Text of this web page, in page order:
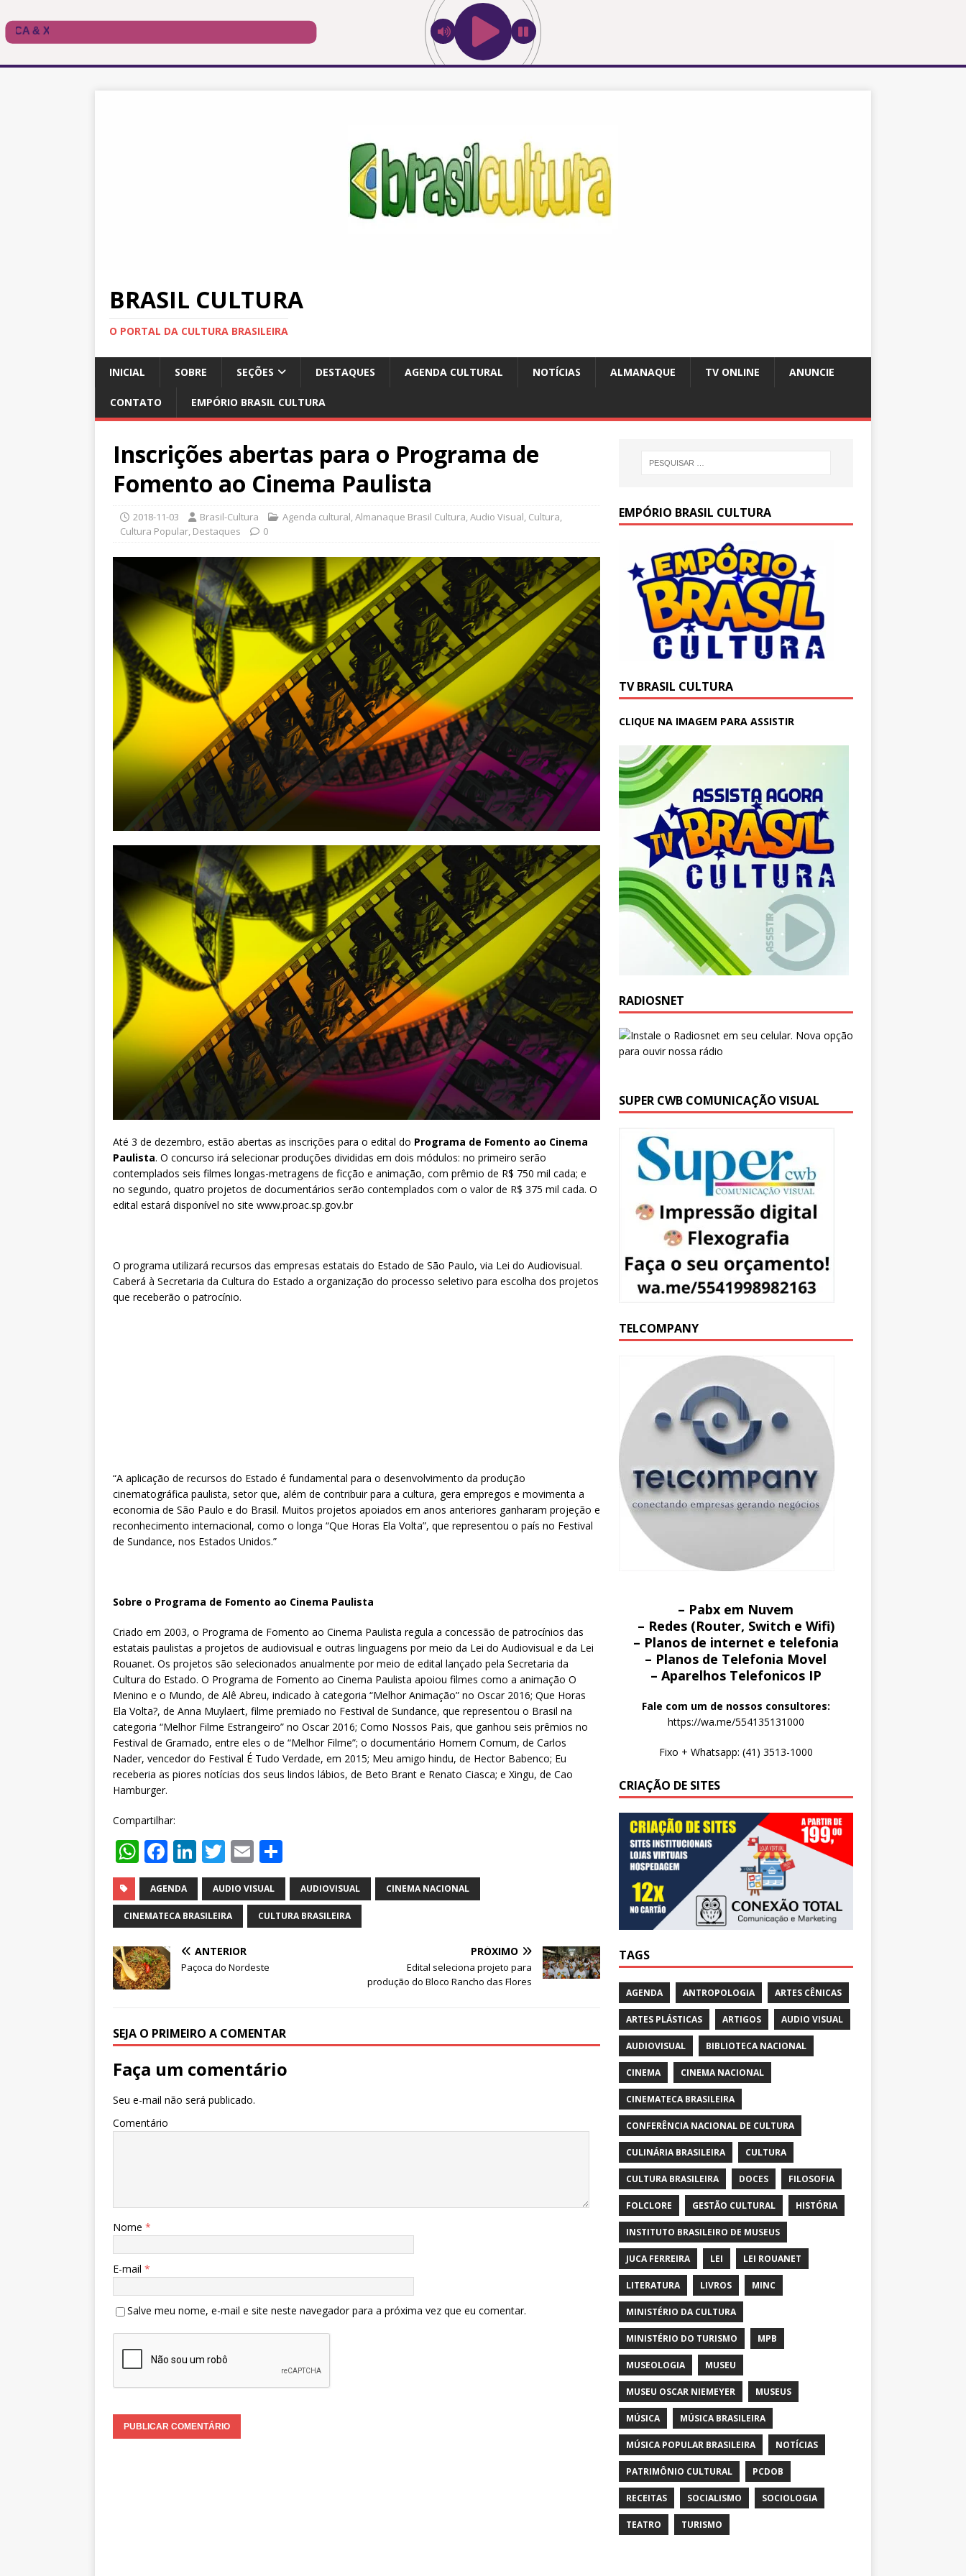
BRASIL CULTURA
O PORTAL DA CULTURA BRASILEIRA
INICIAL SOBRE SEÇÕES DESTAQUES AGENDA CULTURAL NOTÍCIAS ALMANAQUE TV ONLINE ANUNCIE
CONTATO EMPÓRIO BRASIL CULTURA
Inscrições abertas para o Programa de
Fomento ao Cinema Paulista
2018-11-03 Brasil-Cultura Agenda cultural,Almanaque Brasil Cultura,Audio Visual, Cultura,
Cultura Popular, Destaques 0
Até 3 de dezembro, estão abertas as inscrições para o edital do Programa de Fomento ao Cinema
Paulista. O concurso irá selecionar produções divididas em dois módulos: no primeiro serão
contemplados seis filmes longas-metragens de ficção e animação, com prêmio de R$ 750 mil cada; e
no segundo, quatro projetos de documentários serão contemplados com o valor de R$ 375 mil cada. O
edital estará disponível no site www.proac.sp.gov.br
O programa utilizará recursos das empresas estatais do Estado de São Paulo, via Lei do Audiovisual.
Caberá à Secretaria da Cultura do Estado a organização do processo seletivo para escolha dos projetos
que receberão o patrocínio.
“A aplicação de recursos do Estado é fundamental para o desenvolvimento da produção
cinematográfica paulista, setor que, além de contribuir para a cultura, gera empregos e movimenta a
economia de São Paulo e do Brasil. Muitos projetos apoiados em anos anteriores ganharam projeção e
reconhecimento internacional, como o longa “Que Horas Ela Volta”, que representou o país no Festival
de Sundance, nos Estados Unidos.”
Sobre o Programa de Fomento ao Cinema Paulista
Criado em 2003, o Programa de Fomento ao Cinema Paulista regula a concessão de patrocínios das
estatais paulistas a projetos de audiovisual e outras linguagens por meio da Lei do Audiovisual e da Lei
Rouanet. Os projetos são selecionados anualmente por meio de edital lançado pela Secretaria da
Cultura do Estado. O Programa de Fomento ao Cinema Paulista apoiou filmes como a animação O
Menino e o Mundo, de Alê Abreu, indicado à categoria “Melhor Animação” no Oscar 2016; Que Horas
Ela Volta?, de Anna Muylaert, filme premiado no Festival de Sundance, que representou o Brasil na
categoria “Melhor Filme Estrangeiro” no Oscar 2016; Como Nossos Pais, que ganhou seis prêmios no
Festival de Gramado, entre eles o de “Melhor Filme”; o documentário Homem Comum, de Carlos
Nader, vencedor do Festival É Tudo Verdade, em 2015; Meu amigo hindu, de Hector Babenco; Eu
receberia as piores notícias dos seus lindos lábios, de Beto Brant e Renato Ciasca; e Xingu, de Cao
Hamburger.
Compartilhar:
W
h
at
s
A
p
p
F
a
c
e
b
o
o
Li
n
k
e
dI
n
T
w
it
te
r
E
m
ai
l
h
ar
e
AGENDA AUDIO VISUAL AUDIOVISUAL CINEMA NACIONAL
CINEMATECA BRASILEIRA CULTURA BRASILEIRA
ANTERIOR
Paçoca do Nordeste
PRÓXIMO
Edital seleciona projeto para
produção do Bloco Rancho das Flores
SEJA O PRIMEIRO A COMENTAR
Faça um comentário
Seu e-mail não será publicado.
Comentário
Nome *
E-mail *
Salve meu nome, e-mail e site neste navegador para a próxima vez que eu comentar.
EMPÓRIO BRASIL CULTURA
TV BRASIL CULTURA
CLIQUE NA IMAGEM PARA ASSISTIR
RADIOSNET
SUPER CWB COMUNICAÇÃO VISUAL
TELCOMPANY
– Pabx em Nuvem
– Redes (Router, Switch e Wifi)
– Planos de internet e telefonia
– Planos de Telefonia Movel
– Aparelhos Telefonicos IP
Fale com um de nossos consultores:
https://wa.me/554135131000
Fixo + Whatsapp: (41) 3513-1000
CRIAÇÃO DE SITES
TAGS
AGENDA ANTROPOLOGIA ARTES CÊNICAS
ARTES PLÁSTICAS ARTIGOS AUDIO VISUAL
AUDIOVISUAL BIBLIOTECA NACIONAL
CINEMA CINEMA NACIONAL
CINEMATECA BRASILEIRA
CONFERÊNCIA NACIONAL DE CULTURA
CULINÁRIA BRASILEIRA CULTURA
CULTURA BRASILEIRA DOCES FILOSOFIA
FOLCLORE GESTÃO CULTURAL HISTÓRIA
INSTITUTO BRASILEIRO DE MUSEUS
JUCA FERREIRA LEI LEI ROUANET
LITERATURA LIVROS MINC
MINISTÉRIO DA CULTURA
MINISTÉRIO DO TURISMO MPB
MUSEOLOGIA MUSEU
MUSEU OSCAR NIEMEYER MUSEUS
MÚSICA MÚSICA BRASILEIRA
MÚSICA POPULAR BRASILEIRA NOTÍCIAS
PATRIMÔNIO CULTURAL PCDOB
RECEITAS SOCIALISMO SOCIOLOGIA
TEATRO TURISMO